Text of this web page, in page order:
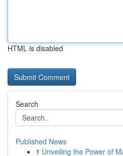
HTML is disabled
Search
Published News
1 Unveiling the Power of